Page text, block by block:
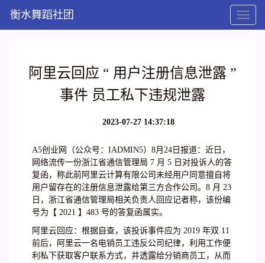
Toggle
衡水舞蹈社团
阿里云回应 “ 用户注册信息泄露 ”
事件 员工私下违规泄露
2023-07-27 14:37:18
A5创业网（公众号：IADMIN5）8月24日报道：近日，
网络流传一份浙江省通信管理局 7 月 5 日对投诉人的答
复函，称此前阿里云计算有限公司未经用户同意擅自将
用户留存在的注册信息泄露给第三方合作公司。8 月 23
日，浙江省通信管理局相关负责人回应记者称，该份编
号为【 2021 】483 号的答复函属实。
阿里云回应：根据自查，该投诉事件应为 2019 年双 11
前后，阿里云一名电销员工违反公司纪律，利用工作便
利私下获取客户联系方式，并透露给分销商员工，从而